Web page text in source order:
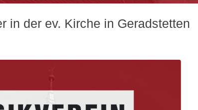
in der ev. Kirche in Geradstetten